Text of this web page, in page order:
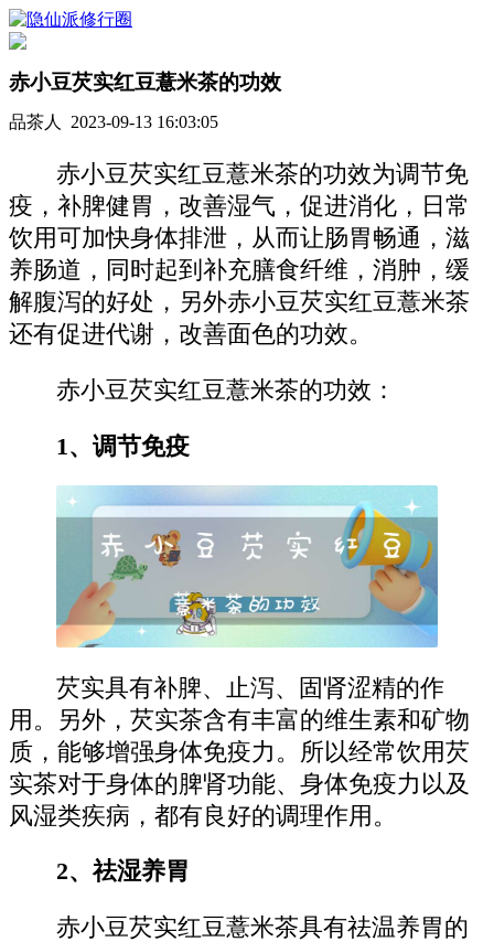
赤小豆芡实红豆薏米茶的功效
品茶人 2023-09-13 16:03:05
赤小豆芡实红豆薏米茶的功效为调节免
疫，补脾健胃，改善湿气，促进消化，日常
饮用可加快身体排泄，从而让肠胃畅通，滋
养肠道，同时起到补充膳食纤维，消肿，缓
解腹泻的好处，另外赤小豆芡实红豆薏米茶
还有促进代谢，改善面色的功效。
赤小豆芡实红豆薏米茶的功效：
1、调节免疫
芡实具有补脾、止泻、固肾涩精的作
用。另外，芡实茶含有丰富的维生素和矿物
质，能够增强身体免疫力。所以经常饮用芡
实茶对于身体的脾肾功能、身体免疫力以及
风湿类疾病，都有良好的调理作用。
2、祛湿养胃
赤小豆芡实红豆薏米茶具有祛温养胃的